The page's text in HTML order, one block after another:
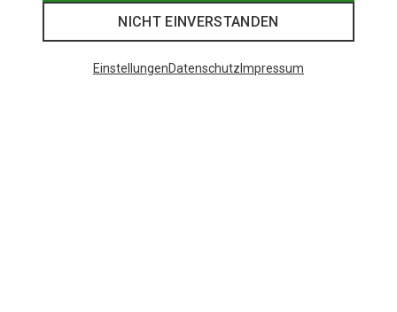
NICHT EINVERSTANDEN
EinstellungenDatenschutz Impressum